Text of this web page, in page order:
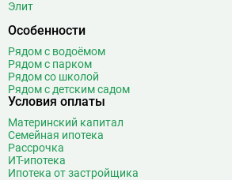
Д
Деловой центр
Динамо
Дмитровская
Добрынинская
Домодедовская
Дорогомиловская
Достоевская
Элит
Особенности
Рядом с водоёмом
Рядом с парком
Рядом со школой
Рядом с детским садом
Условия оплаты
Материнский капитал
Семейная ипотека
Рассрочка
ИТ-ипотека
Ипотека от застройщика